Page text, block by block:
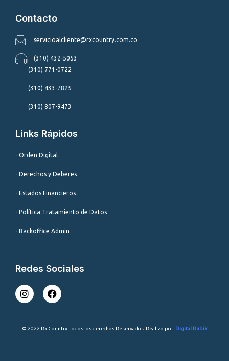
Contacto
servicioalcliente@rxcountry.com.co
(310) 432-5053
(310) 771-0722
(310) 433-7825
(310) 807-9473
Links Rápidos
- Orden Digital
- Derechos y Deberes
- Estados Financieros
- Política Tratamiento de Datos
- Backoffice Admin
Redes Sociales
I
n
a
F
a
b
© 2022 Rx Country. Todos los derechos Reservados. Realizo por: Digital Rubik